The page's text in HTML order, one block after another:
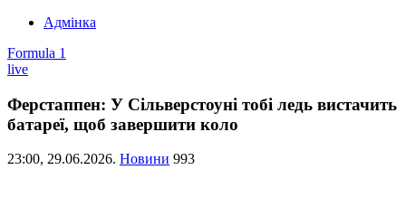
Адмінка
Formula 1
live
Ферстаппен: У Сільверстоуні тобі ледь вистачить
батареї, щоб завершити коло
23:00, 29.06.2026. Новини 993